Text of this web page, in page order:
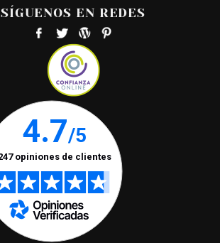
SÍGUENOS EN REDES